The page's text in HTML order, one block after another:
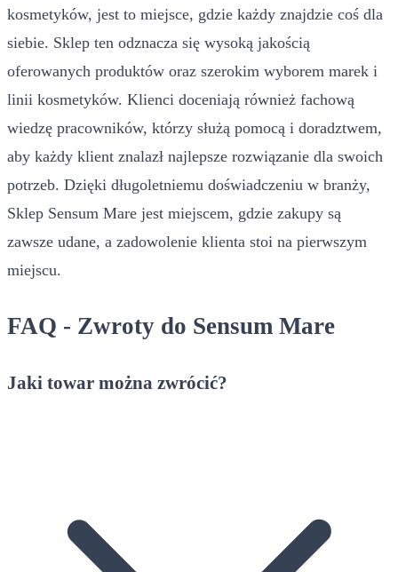
kosmetyków, jest to miejsce, gdzie każdy znajdzie coś dla
siebie. Sklep ten odznacza się wysoką jakością
oferowanych produktów oraz szerokim wyborem marek i
linii kosmetyków. Klienci doceniają również fachową
wiedzę pracowników, którzy służą pomocą i doradztwem,
aby każdy klient znalazł najlepsze rozwiązanie dla swoich
potrzeb. Dzięki długoletniemu doświadczeniu w branży,
Sklep Sensum Mare jest miejscem, gdzie zakupy są
zawsze udane, a zadowolenie klienta stoi na pierwszym
miejscu.
FAQ - Zwroty do Sensum Mare
Jaki towar można zwrócić?